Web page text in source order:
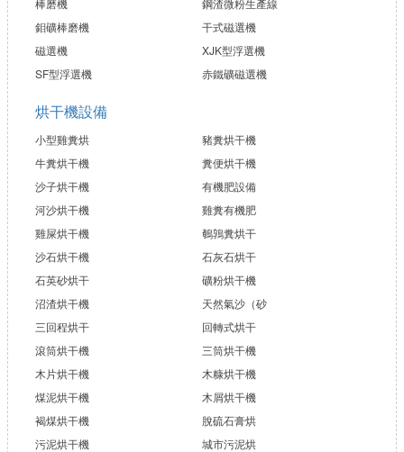
棒磨機
鋼渣微粉生產線
鉬礦棒磨機
干式磁選機
磁選機
XJK型浮選機
SF型浮選機
赤鐵礦磁選機
烘干機設備
小型雞糞烘
豬糞烘干機
牛糞烘干機
糞便烘干機
沙子烘干機
有機肥設備
河沙烘干機
雞糞有機肥
雞屎烘干機
鵪鶉糞烘干
沙石烘干機
石灰石烘干
石英砂烘干
礦粉烘干機
沼渣烘干機
天然氣沙（砂
三回程烘干
回轉式烘干
滾筒烘干機
三筒烘干機
木片烘干機
木糠烘干機
煤泥烘干機
木屑烘干機
褐煤烘干機
脫硫石膏烘
污泥烘干機
城市污泥烘